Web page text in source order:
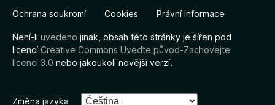
Ochrana soukromí Cookies Právní informace
Není-li uvedeno jinak, obsah této stránky je šířen pod
licencíCreative Commons Uveďte původ-Zachovejte
licenci 3.0 nebo jakoukoli novější verzí.
Změna jazyka